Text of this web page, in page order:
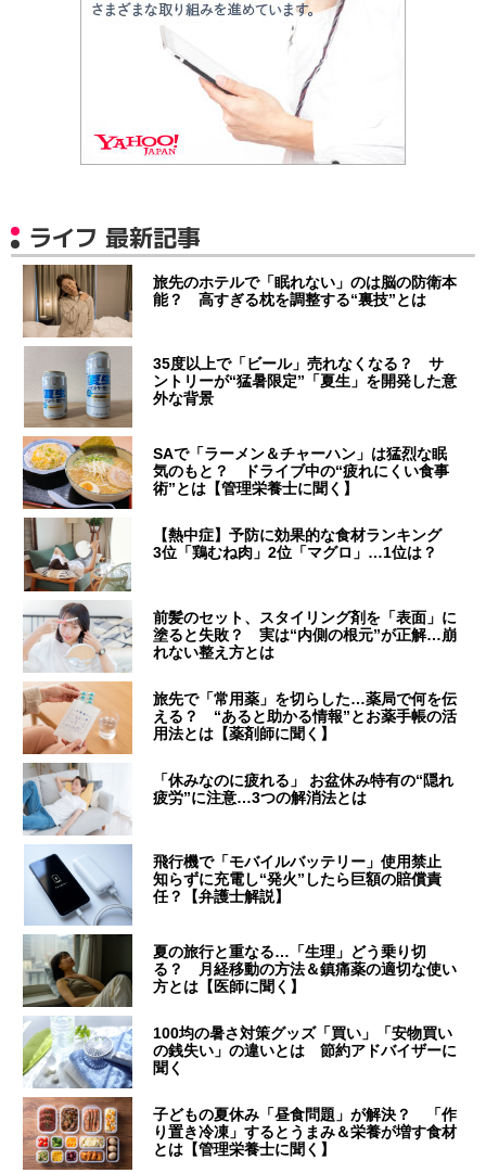
ライフ 最新記事
旅先のホテルで「眠れない」のは脳の防衛本
能？ 高すぎる枕を調整する“裏技”とは
35度以上で「ビール」売れなくなる？ サ
ントリーが“猛暑限定”「夏生」を開発した意
外な背景
SAで「ラーメン＆チャーハン」は猛烈な眠
気のもと？ ドライブ中の“疲れにくい食事
術”とは【管理栄養士に聞く】
【熱中症】予防に効果的な食材ランキング
3位「鶏むね肉」2位「マグロ」…1位は？
前髪のセット、スタイリング剤を「表面」に
塗ると失敗？ 実は“内側の根元”が正解…崩
れない整え方とは
旅先で「常用薬」を切らした…薬局で何を伝
える？ “あると助かる情報”とお薬手帳の活
用法とは【薬剤師に聞く】
「休みなのに疲れる」 お盆休み特有の“隠れ
疲労”に注意…3つの解消法とは
飛行機で「モバイルバッテリー」使用禁止
知らずに充電し“発火”したら巨額の賠償責
任？【弁護士解説】
夏の旅行と重なる…「生理」どう乗り切
る？ 月経移動の方法＆鎮痛薬の適切な使い
方とは【医師に聞く】
100均の暑さ対策グッズ「買い」「安物買い
の銭失い」の違いとは 節約アドバイザーに
聞く
子どもの夏休み「昼食問題」が解決？ 「作
り置き冷凍」するとうまみ＆栄養が増す食材
とは【管理栄養士に聞く】